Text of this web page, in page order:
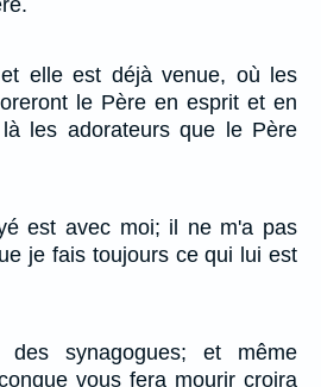
elle est déjà venue, où les
le Père en esprit et en
les adorateurs que le Père
est avec moi; il ne m'a pas
je fais toujours ce qui lui est
des synagogues; et même
vous fera mourir croira